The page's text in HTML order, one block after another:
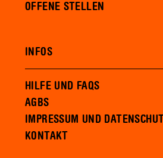
OFFENE STELLEN
INFOS
HILFE UND FAQS
AGBS
IMPRESSUM UND
KONTAKT